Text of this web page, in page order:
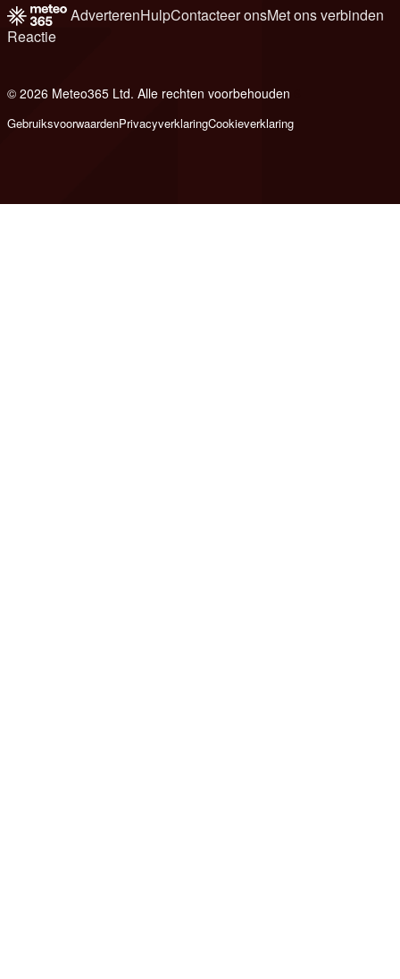
AdverterenHulpContacteer onsMet ons verbinden
Reactie
© 2026 Meteo365 Ltd. Alle rechten voorbehouden
GebruiksvoorwaardenPrivacyverklaringCookieverklaring